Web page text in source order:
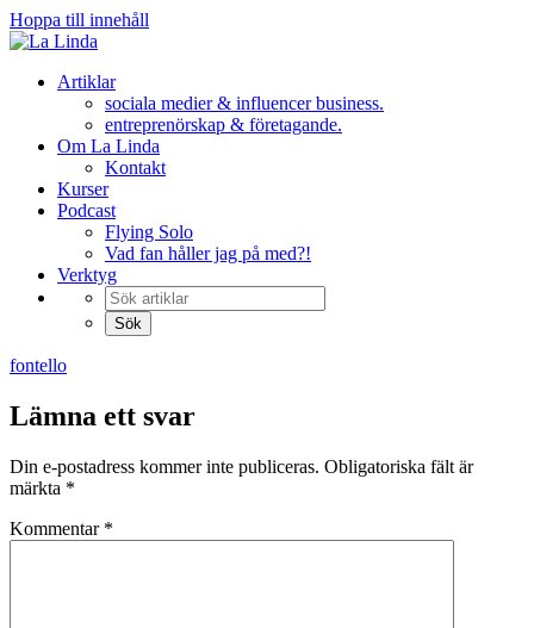
Hoppa till innehåll
Artiklar
sociala medier & influencer business.
entreprenörskap & företagande.
Om La Linda
Kontakt
Kurser
Podcast
Flying Solo
Vad fan håller jag på med?!
Verktyg
fontello
Lämna ett svar
Din e-postadress kommer inte publiceras. Obligatoriska fält är
märkta *
Kommentar *